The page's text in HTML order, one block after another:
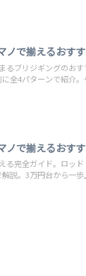
ノで揃えるおす
るブリジギングのお
全4パターンで紹介
ノで揃えるおす
る完全ガイド。ロッ
説。3万円台から一